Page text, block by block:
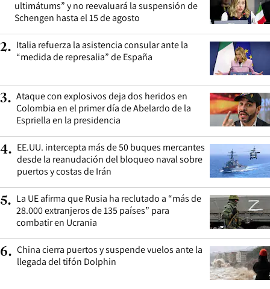
ultimátums” y no reevaluará la suspensión de
Schengen hasta el 15 de agosto
2. Italia refuerza la asistencia consular ante la
“medida de represalia” de España
3. Ataque con explosivos deja dos heridos en
Colombia en el primer día de Abelardo de la
Espriella en la presidencia
4. EE.UU. intercepta más de 50 buques mercantes
desde la reanudación del bloqueo naval sobre
puertos y costas de Irán
5. La UE afirma que Rusia ha reclutado a “más de
28.000 extranjeros de 135 países” para
combatir en Ucrania
6. China cierra puertos y suspende vuelos ante la
llegada del tifón Dolphin